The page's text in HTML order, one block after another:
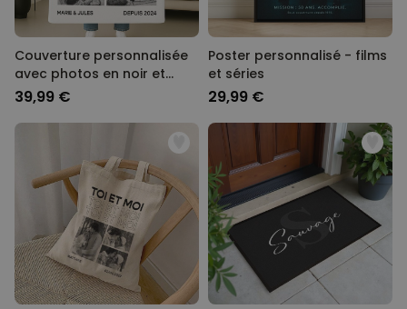
Couverture personnalisée
avec photos en noir et
blanc et texte
39,99 €
Poster personnalisé - films
et séries
29,99 €